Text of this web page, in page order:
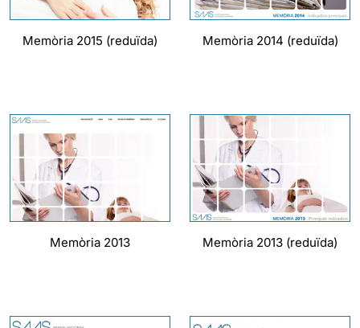
Memòria 2015 (reduïda) Memòria 2014 (reduïda)
Memòria 2013 Memòria 2013 (reduïda)